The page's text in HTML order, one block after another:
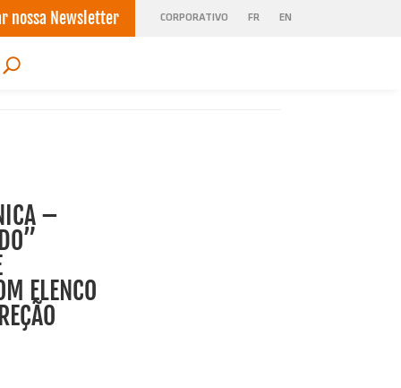
nossa Newsletter CORPORATIVO FR EN
–
ELENCO